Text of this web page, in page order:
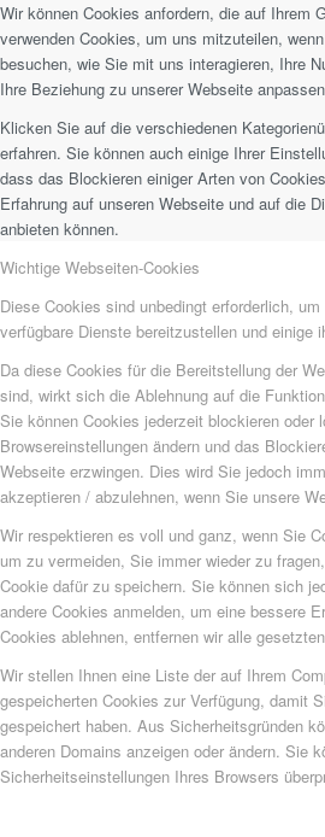
Wir können Cookies anfordern, die auf Ihrem
verwenden Cookies, um uns mitzuteilen,
besuchen, wie Sie mit uns interagieren, Ihre
Ihre Beziehung zu unserer Webseite
Klicken Sie auf die verschiedenen
erfahren. Sie können auch einige Ihrer
dass das Blockieren einiger Arten von
Erfahrung auf unseren Webseite und auf die
anbieten können.
Wichtige Webseiten-Cookies
Diese Cookies sind unbedingt erforderlich,
verfügbare Dienste bereitzustellen und einige
Da diese Cookies für die Bereitstellung der
sind, wirkt sich die Ablehnung auf die
Sie können Cookies jederzeit blockieren oder
Browsereinstellungen ändern und das
Webseite erzwingen. Dies wird Sie jedoch
akzeptieren / abzulehnen, wenn Sie unsere
Wir respektieren es voll und ganz, wenn Sie
um zu vermeiden, Sie immer wieder zu
Cookie dafür zu speichern. Sie können sich
andere Cookies anmelden, um eine bessere
Cookies ablehnen, entfernen wir alle
Wir stellen Ihnen eine Liste der auf Ihrem
gespeicherten Cookies zur Verfügung, damit
gespeichert haben. Aus Sicherheitsgründen
anderen Domains anzeigen oder ändern. Sie
Sicherheitseinstellungen Ihres Browsers